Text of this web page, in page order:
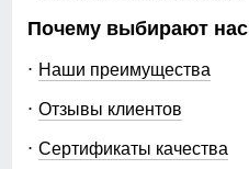
Почему выбирают нас
Наши преимущества
Отзывы клиентов
Сертификаты качества